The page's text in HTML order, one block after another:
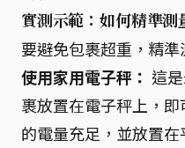
實測示範：如何精準測
要避免包裹超重，精準
使用家用電子秤： 這
裹放置在電子秤上，
的電量充足，並放置